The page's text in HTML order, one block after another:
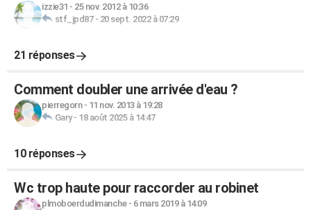
izzie31 - 25 nov. 2012 à 10:36
stf_jpd87- 20 sept. 2022 à 07:29
21 réponses
Comment doubler une arrivée d'eau ?
pierregorn- 11 nov. 2013 à 19:28
Gary- 18 août 2025 à 14:47
10 réponses
Wc trop haute pour raccorder au robinet
plmoboerdudimanche- 6 mars 2019 à 14:09